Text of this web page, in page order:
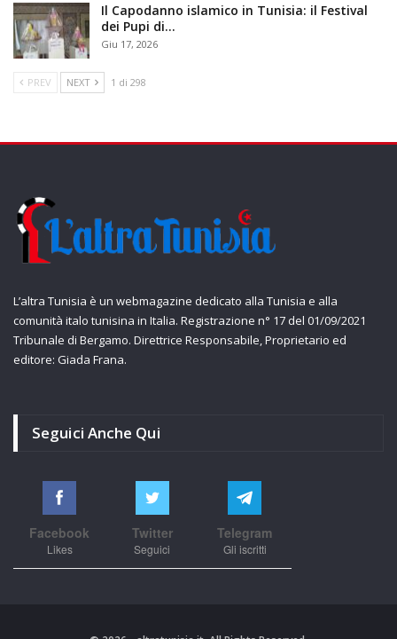
Il Capodanno islamico in Tunisia: il Festival
dei Pupi di…
Giu 17, 2026
PREV NEXT 1 di 298
L’altra Tunisia è un webmagazine dedicato alla Tunisia e alla
comunità italo tunisina in Italia. Registrazione n° 17 del 01/09/2021
Tribunale di Bergamo. Direttrice Responsabile, Proprietario ed
editore: Giada Frana.
Seguici Anche Qui
Facebook
Likes
Twitter
Seguici
Telegram
Gli iscritti